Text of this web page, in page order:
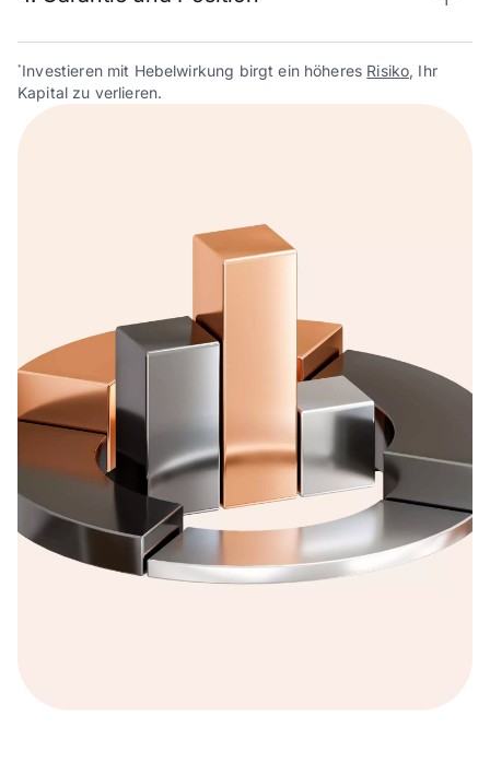
* Investieren mit Hebelwirkung birgt ein höheres Risiko, Ihr
Kapital zu verlieren.